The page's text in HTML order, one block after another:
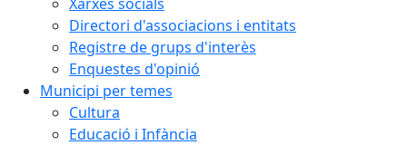
Directori d'associacions i entitats
Registre de grups d'interès
Enquestes d'opinió
Municipi per temes
Cultura
Educació i Infància